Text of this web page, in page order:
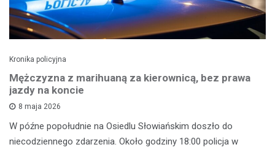
Kronika policyjna
Mężczyzna z marihuaną za kierownicą, bez prawa
jazdy na koncie
8 maja 2026
W późne popołudnie na Osiedlu Słowiańskim doszło do
niecodziennego zdarzenia. Około godziny 18:00 policja w